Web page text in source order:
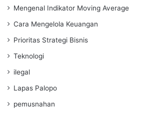
Mengenal Indikator Moving Average
Cara Mengelola Keuangan
Prioritas Strategi Bisnis
Teknologi
ilegal
Lapas Palopo
pemusnahan